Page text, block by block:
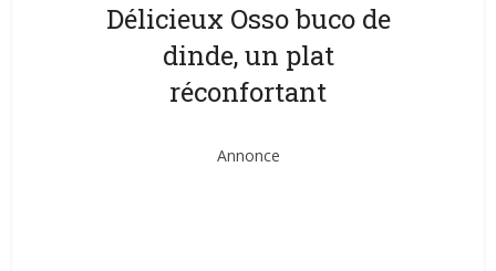
Délicieux Osso buco de
dinde, un plat
réconfortant
Annonce